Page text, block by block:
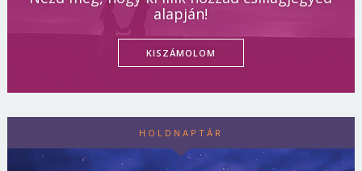
alapján!
KISZÁMOLOM
HOLDNAPTÁR